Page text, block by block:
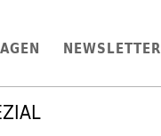
NEWSLETTER